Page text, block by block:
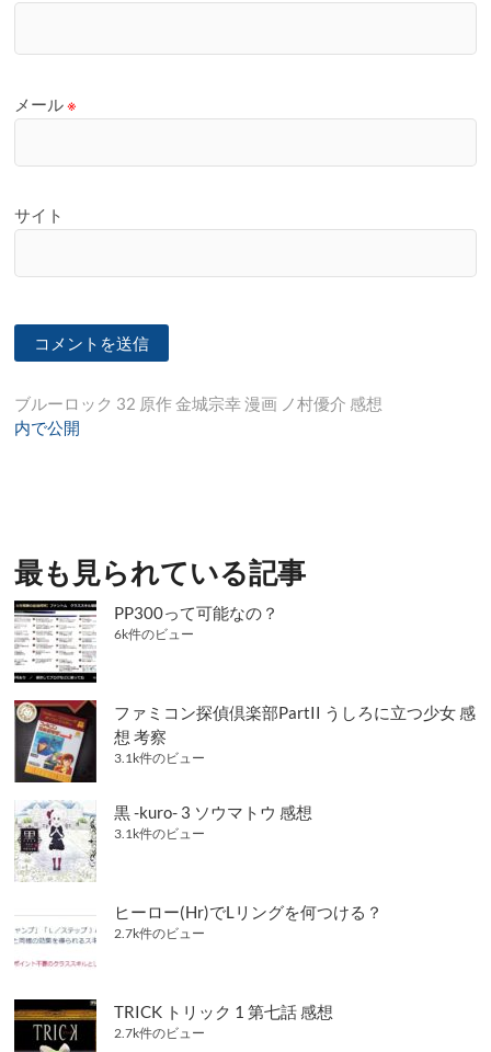
メール※
サイト
投
稿
ー
シ
ョ
ン
ブルーロック 32 原作 金城宗幸 漫画 ノ村優介 感想
内で公開
最も見られている記事
PP300って可能なの？
6k件のビュー
ファミコン探偵倶楽部PartII うしろに立つ少女 感
想 考察
3.1k件のビュー
黒 -kuro- 3 ソウマトウ 感想
3.1k件のビュー
ヒーロー(Hr)でLリングを何つける？
2.7k件のビュー
TRICK トリック 1 第七話 感想
2.7k件のビュー